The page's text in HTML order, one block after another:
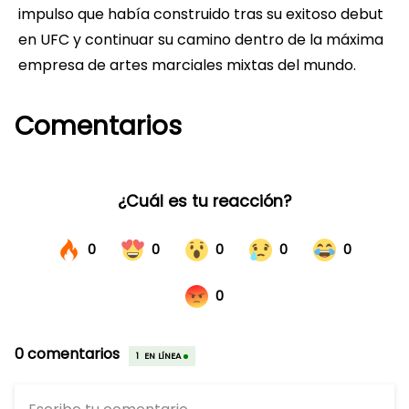
impulso que había construido tras su exitoso debut
en UFC y continuar su camino dentro de la máxima
empresa de artes marciales mixtas del mundo.
Comentarios